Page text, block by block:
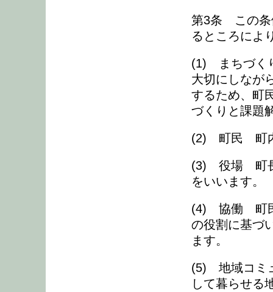
第3条 この条
るところによ
(1) まちづく
大切にしなが
するため、町
づくりと課題
(2) 町民 町内
(3) 役場 町長
をいいます。
(4) 協働 町民
の役割に基づ
ます。
(5) 地域コミ
して暮らせる